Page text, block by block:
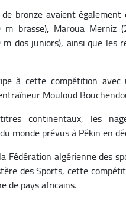
bronze avaient
m brasse), Maroua
m dos juniors), ainsi que
à cette compétition
Mouloud
continentaux, les
monde prévus à Pékin en
Fédération algérienne des
des Sports, cette
de pays africains.